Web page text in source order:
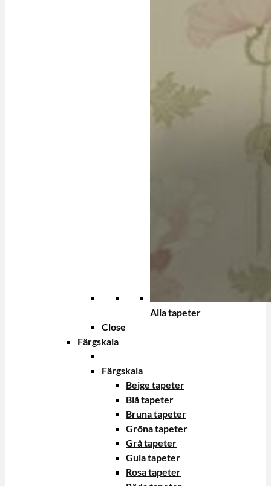
Alla tapeter
Close
Färgskala
Färgskala
Beige tapeter
Blå tapeter
Bruna tapeter
Gröna tapeter
Grå tapeter
Gula tapeter
Rosa tapeter